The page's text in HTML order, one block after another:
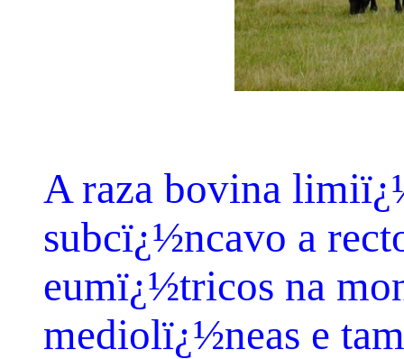
A raza bovina
subcï¿½ncavo a
eumï¿½tricos na
mediolï¿½neas e